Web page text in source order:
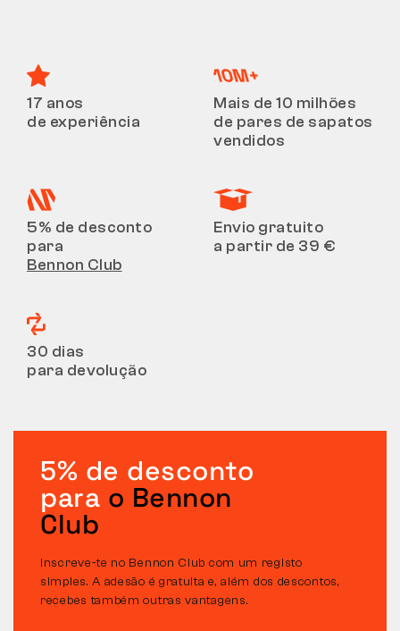
17 anos
de experiência
Mais de 10 milhões
de pares de sapatos
vendidos
5% de desconto
para
Bennon Club
Envio gratuito
a partir de 39 €
30 dias
para devolução
5% de desconto
para o Bennon
Club
Inscreve-te no Bennon Club com um registo
simples. A adesão é gratuita e, além dos descontos,
recebes também outras vantagens.